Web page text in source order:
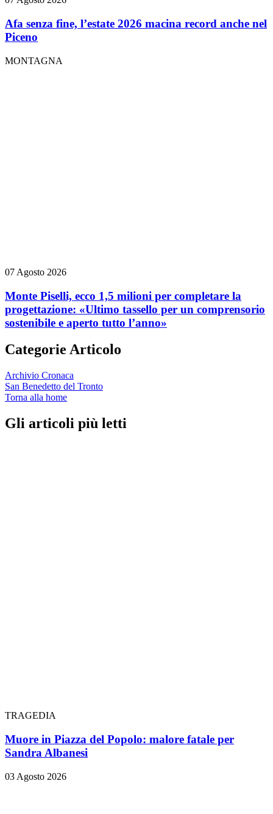
Afa senza fine, l’estate 2026 macina record anche nel
Piceno
MONTAGNA
07 Agosto 2026
Monte Piselli, ecco 1,5 milioni per completare la
progettazione: «Ultimo tassello per un comprensorio
sostenibile e aperto tutto l’anno»
Categorie Articolo
Archivio Cronaca
San Benedetto del Tronto
Torna alla home
Gli articoli più letti
TRAGEDIA
Muore in Piazza del Popolo: malore fatale per
Sandra Albanesi
03 Agosto 2026